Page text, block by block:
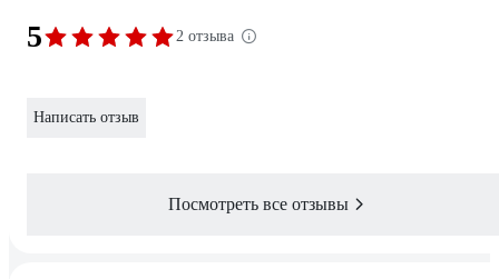
5 2 отзыва
Написать отзыв
Посмотреть все отзывы